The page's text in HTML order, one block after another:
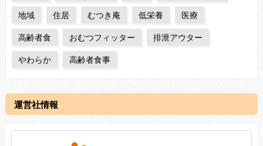
地域 住居 むつき庵 低栄養 医療
高齢者食 おむつフィッター 排泄アウター
やわらか 高齢者食事
運営社情報